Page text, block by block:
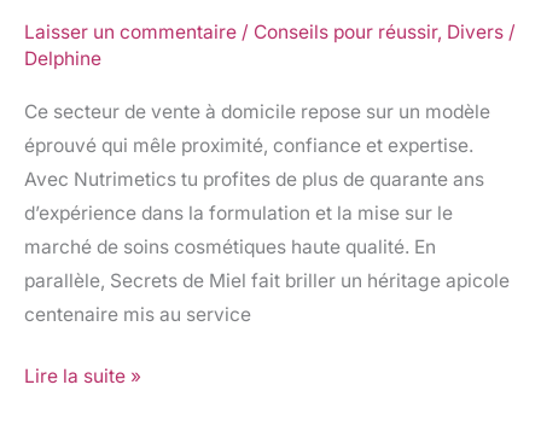
Laisser un commentaire / Conseils pour réussir, Divers /
Delphine
Ce secteur de vente à domicile repose sur un modèle
éprouvé qui mêle proximité, confiance et expertise.
Avec Nutrimetics tu profites de plus de quarante ans
d’expérience dans la formulation et la mise sur le
marché de soins cosmétiques haute qualité. En
parallèle, Secrets de Miel fait briller un héritage apicole
centenaire mis au service
beauté
à
:
Guide
complet
pour
devenir
VDI
Lire la suite »